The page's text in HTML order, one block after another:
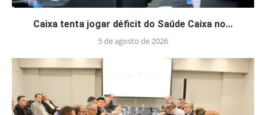
Caixa tenta jogar déficit do Saúde Caixa no...
5 de agosto de 2026